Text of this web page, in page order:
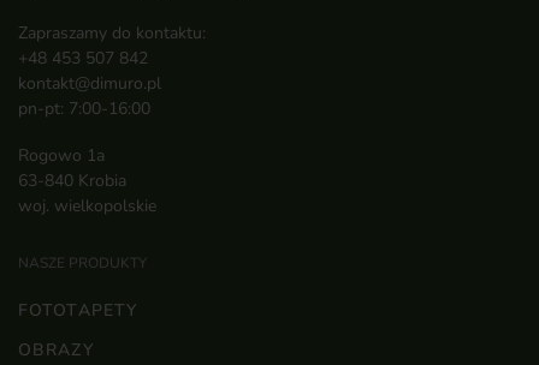
Zapraszamy do kontaktu:
+48 453 507 842
kontakt@dimuro.pl
pn-pt: 7:00-16:00
Rogowo 1a
63-840 Krobia
woj. wielkopolskie
NASZE PRODUKTY
FOTOTAPETY
OBRAZY